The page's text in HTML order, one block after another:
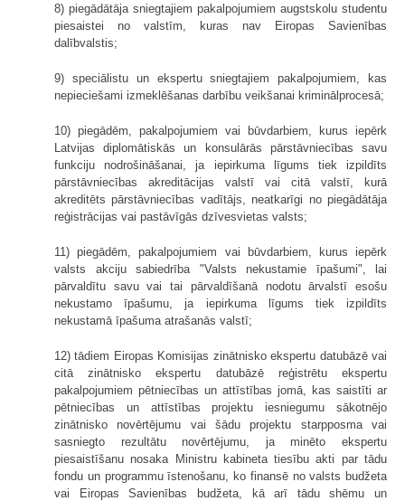
8) piegādātāja sniegtajiem pakalpojumiem augstskolu studentu
piesaistei no valstīm, kuras nav Eiropas Savienības
dalībvalstis;
9) speciālistu un ekspertu sniegtajiem pakalpojumiem, kas
nepieciešami izmeklēšanas darbību veikšanai kriminālprocesā;
10) piegādēm, pakalpojumiem vai būvdarbiem, kurus iepērk
Latvijas diplomātiskās un konsulārās pārstāvniecības savu
funkciju nodrošināšanai, ja iepirkuma līgums tiek izpildīts
pārstāvniecības akreditācijas valstī vai citā valstī, kurā
akreditēts pārstāvniecības vadītājs, neatkarīgi no piegādātāja
reģistrācijas vai pastāvīgās dzīvesvietas valsts;
11) piegādēm, pakalpojumiem vai būvdarbiem, kurus iepērk
valsts akciju sabiedrība "Valsts nekustamie īpašumi", lai
pārvaldītu savu vai tai pārvaldīšanā nodotu ārvalstī esošu
nekustamo īpašumu, ja iepirkuma līgums tiek izpildīts
nekustamā īpašuma atrašanās valstī;
12) tādiem Eiropas Komisijas zinātnisko ekspertu datubāzē vai
citā zinātnisko ekspertu datubāzē reģistrētu ekspertu
pakalpojumiem pētniecības un attīstības jomā, kas saistīti ar
pētniecības un attīstības projektu iesniegumu sākotnējo
zinātnisko novērtējumu vai šādu projektu starpposma vai
sasniegto rezultātu novērtējumu, ja minēto ekspertu
piesaistīšanu nosaka Ministru kabineta tiesību akti par tādu
fondu un programmu īstenošanu, ko finansē no valsts budžeta
vai Eiropas Savienības budžeta, kā arī tādu shēmu un